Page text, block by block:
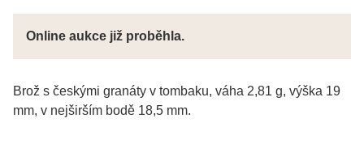
Online aukce již proběhla.
Brož s českými granáty v tombaku, váha 2,81 g, výška 19
mm, v nejširším bodě 18,5 mm.